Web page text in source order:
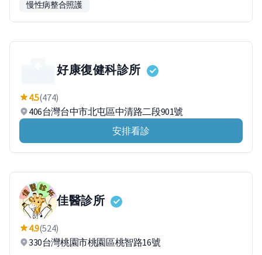
慢性病整合照護
好康復健科診所
4.5(474)
406台灣台中市北屯區中清路二段901號
安排看診
佳醫診所
4.9(524)
330台灣桃園市桃園區桃智路16號